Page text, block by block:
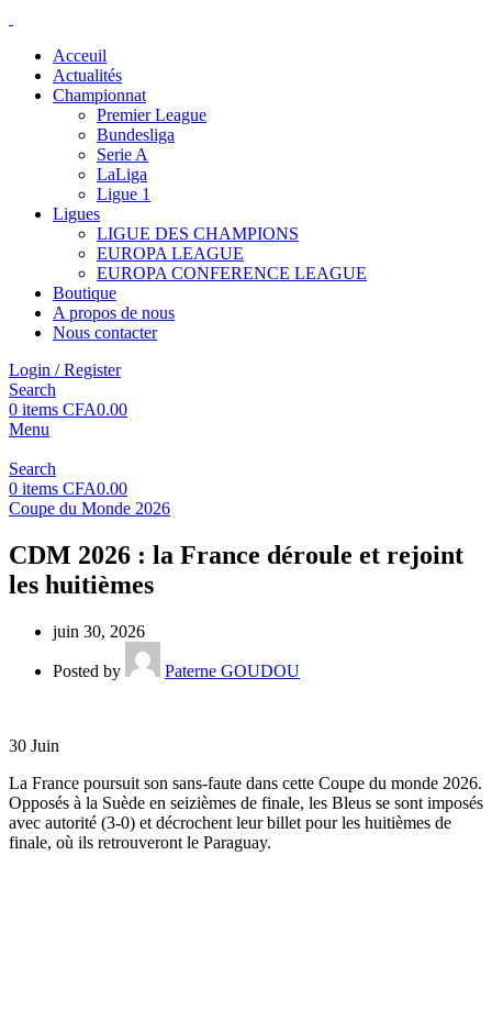
Acceuil
Actualités
Championnat
Premier League
Bundesliga
Serie A
LaLiga
Ligue 1
Ligues
LIGUE DES CHAMPIONS
EUROPA LEAGUE
EUROPA CONFERENCE LEAGUE
Boutique
A propos de nous
Nous contacter
Login / Register
Search
0 items CFA0.00
Menu
Search
0 items CFA0.00
Coupe du Monde 2026
CDM 2026 : la France déroule et rejoint
les huitièmes
juin 30, 2026
Posted by Paterne GOUDOU
30 Juin
La France poursuit son sans-faute dans cette Coupe du monde 2026.
Opposés à la Suède en seizièmes de finale, les Bleus se sont imposés
avec autorité (3-0) et décrochent leur billet pour les huitièmes de
finale, où ils retrouveront le Paraguay.